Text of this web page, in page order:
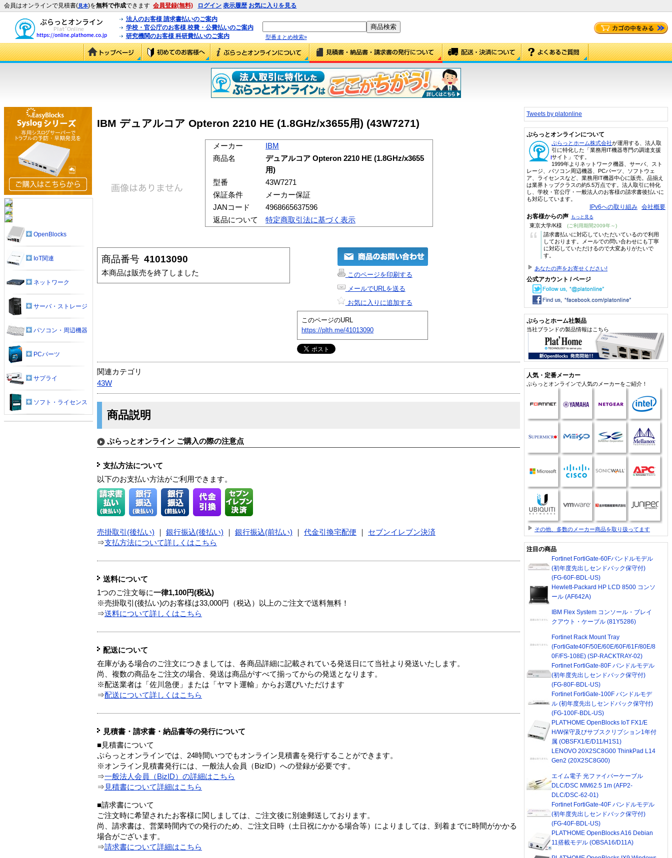
会員はオンラインで見積書(見本)を無料で作成できます 会員登録(無料) ログイン 表示履歴 お気に入りを見る
法人のお客様 請求書払いのご案内
学校・官公庁のお客様 校費・公費払いのご案内
研究機関のお客様 科研費払いのご案内
型番まとめ検索»
IBM デュアルコア Opteron 2210 HE (1.8GHz/x3655用) (43W7271)
メーカー
IBM
商品名
デュアルコア Opteron 2210 HE (1.8GHz/x3655
用)
型番
43W7271
保証条件
メーカー保証
JANコード
4968665637596
返品について
特定商取引法に基づく表示
商品番号 41013090
本商品は販売を終了しました
このページを印刷する
メールでURLを送る
お気に入りに追加する
このページのURL
https://plth.me/41013090
関連カテゴリ
43W
商品説明
ぷらっとオンライン ご購入の際の注意点
支払方法について
以下のお支払い方法がご利用できます。
売掛取引(後払い) 銀行振込(後払い) 銀行振込(前払い) 代金引換宅配便
セブンイレブン決済
⇒支払方法について詳しくはこちら
送料について
1つのご注文毎に一律1,100円(税込)
※売掛取引(後払い)のお客様は33,000円（税込）以上のご注文で送料無料！
⇒送料について詳しくはこちら
配送について
在庫がある場合のご注文につきましては、各商品詳細に記載されている発送日にて当社より発送いたします。
尚、複数の商品をご注文の場合、発送は商品がすべて揃ってからの発送となります。
※配送業者は「佐川急便」または「ヤマト運輸」からお選びいただけます
⇒配送について詳しくはこちら
見積書・請求書・納品書等の発行について
■見積書について
ぷらっとオンラインでは、24時間いつでもオンライン見積書を発行することができます。
※オンライン見積書発行には、一般法人会員（BizID）への登録が必要です。
⇒一般法人会員（BizID）の詳細はこちら
⇒ 見積書について詳細はこちら
■請求書について
ご注文時に希望されたお客様に関しましては、ご注文後に別途郵送しております。
尚、請求書は、営業時間内での発行のため、ご注文日時（土日祝にかかる場合等）によりましては、到着までに時間がかかる
場合がございます。
⇒請求書について詳細はこちら
OpenBlocks
IoT関連
ネットワーク
サーバ・ストレージ
パソコン・周辺機器
PCパーツ
サプライ
ソフト・ライセンス
Tweets by platonline
ぷらっとオンラインについて
ぷらっとホーム株式会社が運用する、法人取
引に特化した「業務用IT機器専門の調達支援
サイト」です。
1999年よりネットワーク機器、サーバ、スト
レージ、パソコン周辺機器、PCパーツ、ソフトウェ
ア、ライセンスなど、業務用IT機器中心に販売。品揃え
は業界トップクラスの約5.5万点です。法人取引に特化
し、学校・官公庁・一般法人のお客様の請求書後払いに
も対応しています。
IPv6への取り組み 会社概要
お客様からの声 もっと見る
東京大学/K様 (ご利用期間2009年～)
“
請求書払いに対応していただいているので利用
しております。メールでの問い合わせにも丁寧
に対応していただけるので大変ありがたいで
す。
あなたの声をお寄せください!
公式アカウント / ページ
ぷらっとホーム社製品
当社ブランドの製品情報はこちら
人気・定番メーカー
ぷらっとオンラインで人気のメーカーをご紹介！
その他、多数のメーカー商品を取り扱ってます
注目の商品
Fortinet FortiGate-60Fバンドルモデル
(初年度先出しセンドバック保守付)
(FG-60F-BDL-US)
Hewlett-Packard HP LCD 8500 コンソ
ール (AF642A)
IBM Flex System コンソール・ブレイ
クアウト・ケーブル (81Y5286)
Fortinet Rack Mount Tray
(FortiGate40F/50E/60E/60F/61F/80E/8
0F/FS-108E) (SP-RACKTRAY-02)
Fortinet FortiGate-80F バンドルモデル
(初年度先出しセンドバック保守付)
(FG-80F-BDL-US)
Fortinet FortiGate-100F バンドルモデ
ル (初年度先出しセンドバック保守付)
(FG-100F-BDL-US)
PLAT'HOME OpenBlocks IoT FX1/E
H/W保守及びサブスクリプション1年付
属 (OBSFX1/E/D11/H1S1)
LENOVO 20X2SC8G00 ThinkPad L14
Gen2 (20X2SC8G00)
エイム電子 光ファイバーケーブル
DLC/DSC MM62.5 1m (AFP2-
DLC/DSC-62-01)
Fortinet FortiGate-40F バンドルモデル
(初年度先出しセンドバック保守付)
(FG-40F-BDL-US)
PLAT'HOME OpenBlocks A16 Debian
11搭載モデル (OBSA16/D11A)